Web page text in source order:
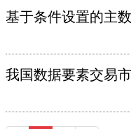
基于条件设置的主
我国数据要素交易